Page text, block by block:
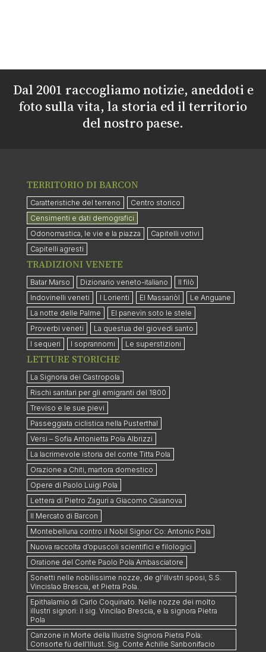
Dal 2001 raccogliamo notizie, aneddoti e
foto sulla vita, la storia ed il territorio
del nostro paese.
TERRITORIO DI BARCON
Caratteristiche del terreno
Centro storico
Censimenti e dati demografici
Odonomastica, le vie e la piazza
Capitelli votivi
Capitelli agresti
TRADIZIONI VENETE
Batar Marso Dizionario veneto-italiano
Il filò
Indovinelli veneti
I Lorienti El Massariòl
Le Anguane
La notte delle Palme
El panevìn soto le stele
Proverbi veneti
La questua del giovedì santo
I sequeri
I soprannomi Le superstizioni
LETTURE STORICHE
La Signoria dei Castropola
Rischi sanitari per gli emigranti del 1800
Treviso e le sue pievi
Passeggiata ciclistica nella Pusterthal
Versi – Sofia Antonietta Pola Albrizzi
La lacrimevole istoria del conte Titta Pola
Orazione a Chiti, martora domestico
Opere di Paolo Luigi Pola
Lettera di Pietro Zaguri a Giacomo Casanova
Il Mercato di Barcon
Montebelluna contro il Nobil Signor Co: Antonio Pola
Nuova raccolta d’opuscoli scientifici e filologici
Oratione del Conte Paolo Pola Ambasciatore
Sonetti nelle nobilissime nozze, de gl’illvstri sposi, S.S.
Vincislao Brescia, et Pietra Pola.
Epithalamio di Carlo Coquinato. Nelle nozze dei molto
illustri signori: il sig. Vincilao Brescia, e la signora Pietra
Pola
Canzone in Morte della Illustre Signora Pietra Pola:
Consorte fù dell’Illust. Sig. Conte Achille Sanbonifacio